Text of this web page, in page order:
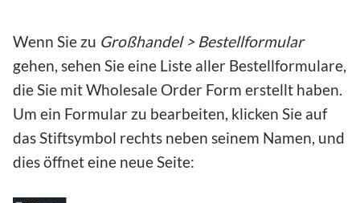
Wenn Sie zu Großhandel > Bestellformular
gehen, sehen Sie eine Liste aller Bestellformulare,
die Sie mit Wholesale Order Form erstellt haben.
Um ein Formular zu bearbeiten, klicken Sie auf
das Stiftsymbol rechts neben seinem Namen, und
dies öffnet eine neue Seite: